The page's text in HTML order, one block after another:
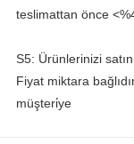
teslimattan önce
S5: Ürünlerinizi
Fiyat miktara
müşteri̇ye